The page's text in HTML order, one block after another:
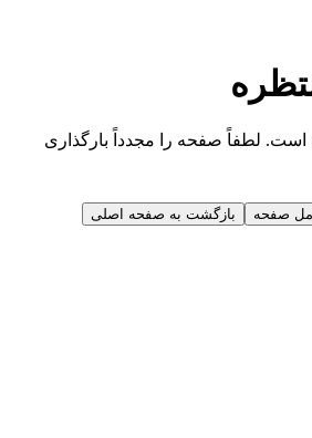
است. لطفاً صفحه را مجدداً بارگذاری
صفحه بازگشت به صفحه اصلی